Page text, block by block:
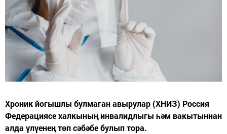
Хроник йогышлы булмаган авырулар (ХНИЗ) Россия
Федерациясе халкының инвалидлыгы һәм вакытыннан
алда үлүенең төп сәбәбе булып тора.